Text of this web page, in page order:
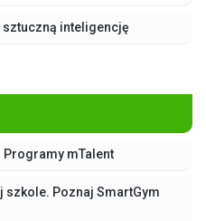
inteligencję
mTalent
szkole. Poznaj SmartGym